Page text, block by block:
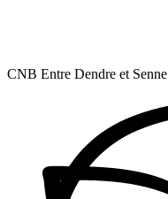
CNB Entre Dendre et Senne